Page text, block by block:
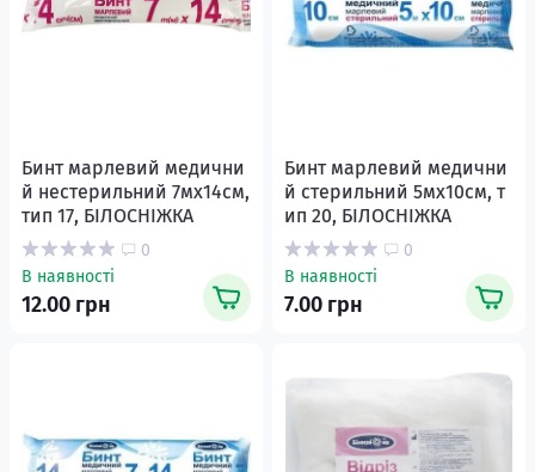
Бинт марлевий медични
й нестерильний 7мх14см,
тип 17, БІЛОСНІЖКА
0
В наявності
12.00 грн
Бинт марлевий медични
й стерильний 5мх10см, т
ип 20, БІЛОСНІЖКА
0
В наявності
7.00 грн